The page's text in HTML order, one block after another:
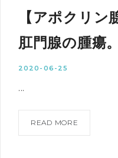
【アポクリン
肛門腺の腫瘍
2020-06-25
...
READ MORE